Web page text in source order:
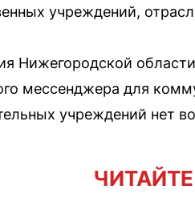
учреждений,
Нижегородской
мессенджера для
учреждений нет